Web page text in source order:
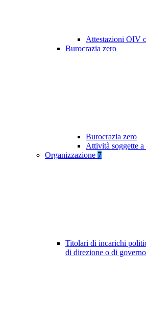
Attestazioni OIV
Burocrazia zero
Burocrazia zero
Attività soggette
Organizzazione 7
Titolari di incarichi
di direzione o di governo